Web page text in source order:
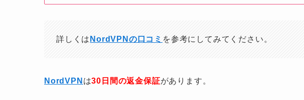
詳しくは NordVPNの口コミ を参考にしてみてください。
NordVPN は30日間の返金保証があります。